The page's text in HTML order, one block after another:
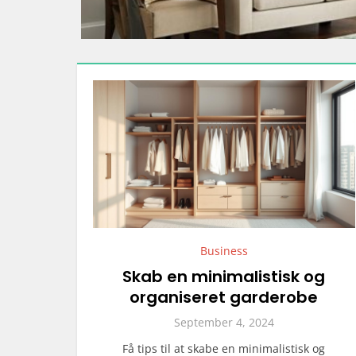
Business
Skab en minimalistisk og
organiseret garderobe
September 4, 2024
Få tips til at skabe en minimalistisk og